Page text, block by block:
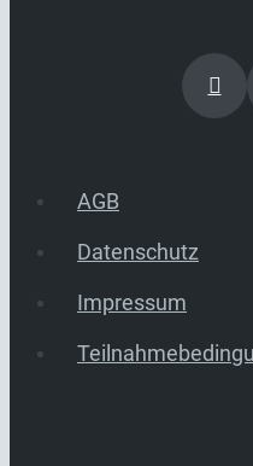
AGB
Datenschutz
Impressum